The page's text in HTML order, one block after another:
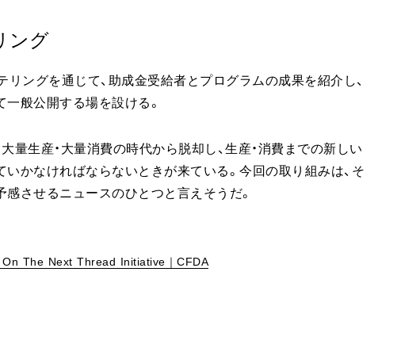
ング
リングを通じて、助成金受給者とプログラムの成果を紹介し、
般公開する場を設ける。
量生産・大量消費の時代から脱却し、生産・消費までの新しい
かなければならないときが来ている。今回の取り組みは、そ
させるニュースのひとつと言えそうだ。
The Next Thread Initiative｜CFDA